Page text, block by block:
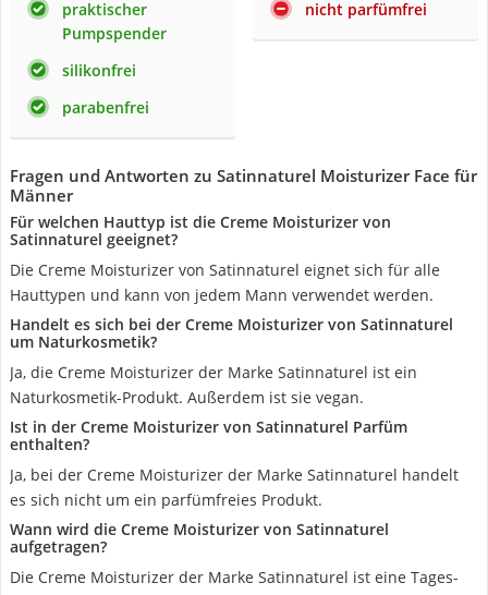
praktischer
Pumpspender
silikonfrei
parabenfrei
nicht parfümfrei
Fragen und Antworten zu ‎Satinnaturel Moisturizer Face für
Männer
Für welchen Hauttyp ist die ‎Creme Moisturizer von
Satinnaturel geeignet?
Die ‎Creme Moisturizer von Satinnaturel eignet sich für alle
Hauttypen und kann von jedem Mann verwendet werden.
‎Handelt es sich bei der Creme Moisturizer von Satinnaturel
um Naturkosmetik?
Ja, die ‎Creme Moisturizer der Marke Satinnaturel ist ein
Naturkosmetik-Produkt. Außerdem ist sie vegan.
Ist in der ‎Creme Moisturizer von Satinnaturel Parfüm
enthalten?
Ja, bei der ‎Creme Moisturizer der Marke Satinnaturel handelt
es sich nicht um ein parfümfreies Produkt.
Wann wird die ‎Creme Moisturizer von Satinnaturel
aufgetragen?
Die ‎Creme Moisturizer der Marke Satinnaturel ist eine Tages-